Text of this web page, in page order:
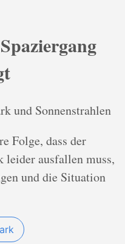
Folge, dass der
leider ausfallen muss,
und die Situation